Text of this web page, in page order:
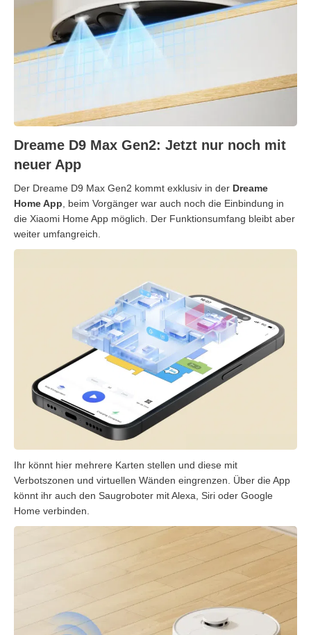
Dreame D9 Max Gen2: Jetzt nur noch mit
neuer App
Der Dreame D9 Max Gen2 kommt exklusiv in der Dreame
Home App , beim Vorgänger war auch noch die Einbindung in
die Xiaomi Home App möglich. Der Funktionsumfang bleibt aber
weiter umfangreich.
Ihr könnt hier mehrere Karten stellen und diese mit
Verbotszonen und virtuellen Wänden eingrenzen. Über die App
könnt ihr auch den Saugroboter mit Alexa, Siri oder Google
Home verbinden.